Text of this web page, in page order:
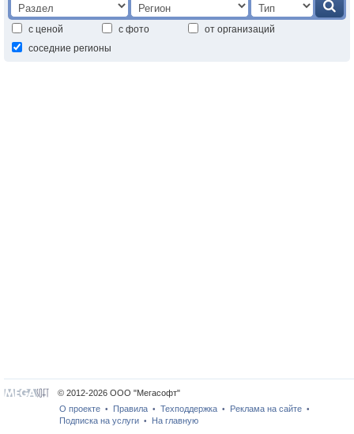
с ценой с фото
от организаций
соседние регионы
© 2012-2026 ООО "Мегасофт"
О проекте • Правила • Техподдержка • Реклама на сайте •
Подписка на услуги • На главную